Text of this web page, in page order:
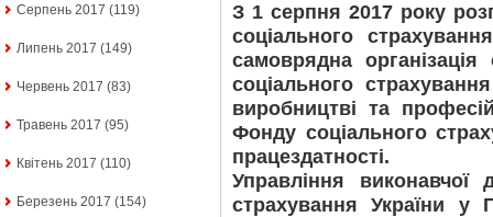
Серпень 2017 (119)
Липень 2017 (149)
Червень 2017 (83)
Травень 2017 (95)
Квітень 2017 (110)
Березень 2017 (154)
З 1 серпня 2017 року
соціального
самоврядна
соціального
виробництві та
Фонду соціального
працездатності.
Управління виконавчої
страхування України у